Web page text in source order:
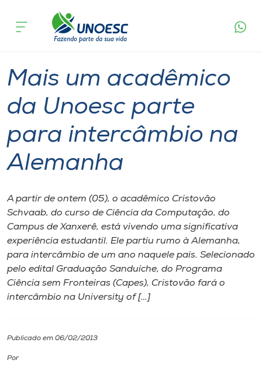
Cursos
Pesquisa
Atendimento ao Estudante
Portal de Ensino
A
Internacionalização
I.nova
Cultura
acontece
Mais um acadêmico
da Unoesc parte
para intercâmbio na
Alemanha
A partir de ontem (05), o acadêmico Cristovão
Schvaab, do curso de Ciência da Computação, do
Campus de Xanxerê, está vivendo uma significativa
experiência estudantil. Ele partiu rumo à Alemanha,
para intercâmbio de um ano naquele país. Selecionado
pelo edital Graduação Sanduíche, do Programa
Ciência sem Fronteiras (Capes), Cristovão fará o
intercâmbio na University of […]
Publicado em 06/02/2013
Por